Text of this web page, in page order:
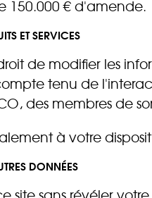
150.000 € d'amende.
ET SERVICES
de modifier les
tenu de
des membres de
à votre
DONNÉES